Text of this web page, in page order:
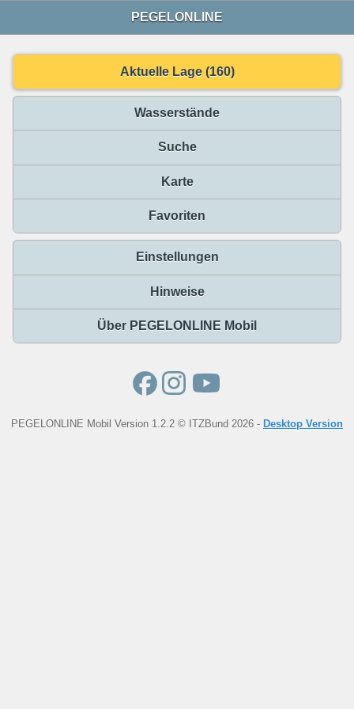
PEGELONLINE
Aktuelle Lage (160)
Wasserstände
Suche
Karte
Favoriten
Einstellungen
Hinweise
Über PEGELONLINE Mobil
PEGELONLINE Mobil Version 1.2.2 © ITZBund 2026 - Desktop Version